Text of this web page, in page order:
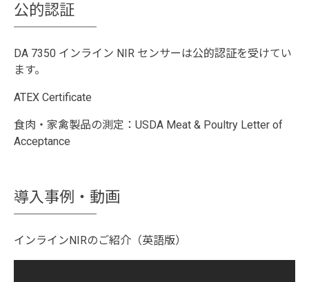
公的認証
DA 7350 インライン NIR センサーは公的認証を受けてい
ます。
ATEX Certificate
食肉・家禽製品の測定：USDA Meat & Poultry Letter of
Acceptance
導入事例・動画
インラインNIRのご紹介（英語版）